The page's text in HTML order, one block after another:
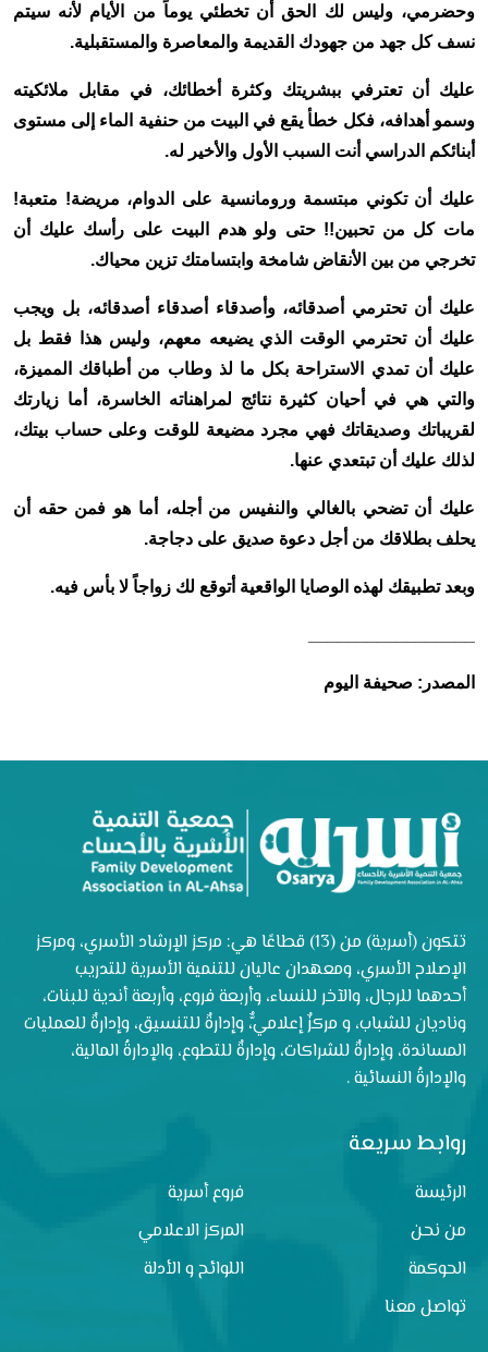
وحضرمي، وليس لك الحق أن تخطئي يوماً من الأيام لأنه سيتم
نسف كل جهد من جهودك القديمة والمعاصرة والمستقبلية.
عليك أن تعترفي ببشريتك وكثرة أخطائك، في مقابل ملائكيته
وسمو أهدافه، فكل خطأ يقع في البيت من حنفية الماء إلى مستوى
أبنائكم الدراسي أنت السبب الأول والأخير له.
عليك أن تكوني مبتسمة ورومانسية على الدوام، مريضة! متعبة!
مات كل من تحبين!! حتى ولو هدم البيت على رأسك عليك أن
تخرجي من بين الأنقاض شامخة وابتسامتك تزين محياك.
عليك أن تحترمي أصدقائه، وأصدقاء أصدقاء أصدقائه، بل ويجب
عليك أن تحترمي الوقت الذي يضيعه معهم، وليس هذا فقط بل
عليك أن تمدي الاستراحة بكل ما لذ وطاب من أطباقك المميزة،
والتي هي في أحيان كثيرة نتائج لمراهناته الخاسرة، أما زيارتك
لقريباتك وصديقاتك فهي مجرد مضيعة للوقت وعلى حساب بيتك،
لذلك عليك أن تبتعدي عنها.
عليك أن تضحي بالغالي والنفيس من أجله، أما هو فمن حقه أن
يحلف بطلاقك من أجل دعوة صديق على دجاجة.
وبعد تطبيقك لهذه الوصايا الواقعية أتوقع لك زواجاً لا بأس فيه.
المصدر: صحيفة اليوم
تتكون (أسرية) من (13) قطاعًا هي: مركز الإرشاد الأسري، ومركز
الإصلاح الأسري، ومعهدان عاليان للتنمية الأسرية للتدريب
أحدهما للرجال، والآخر للنساء، وأربعة فروع، وأربعة أندية للبنات،
وناديان للشباب، و مركزٌ إعلاميٌّ، وإدارةٌ للتنسيق، وإدارةٌ للعمليات
المساندة، وإدارةٌ للشراكات، وإدارةٌ للتطوع، والإدارةُ المالية،
والإدارةُ النسائية .
روابط سريعة
الرئيسة
فروع أسرية
من نحن
المركز الاعلامي
الحوكمة
اللوائح و الأدلة
تواصل معنا